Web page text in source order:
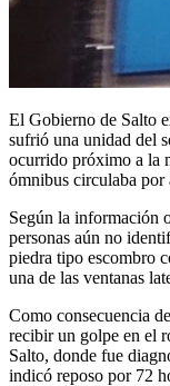
El Gobierno de Salto
sufrió una unidad del
ocurrido próximo a la
ómnibus circulaba
Según la información
personas aún no
piedra tipo escombro
una de las ventanas
Como consecuencia
recibir un golpe en el
Salto, donde fue
indicó reposo por 72